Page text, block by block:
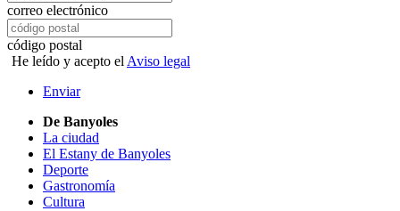
correo electrónico
código postal
He leído y acepto el Aviso legal
Enviar
De Banyoles
La ciudad
El Estany de Banyoles
Deporte
Gastronomía
Cultura